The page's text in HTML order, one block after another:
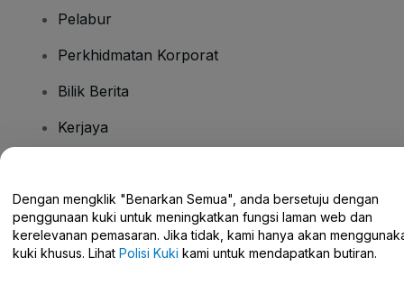
Pelabur
Perkhidmatan Korporat
Bilik Berita
Kerjaya
Pusat Bantuan / Hubungi Kami
Dengan mengklik "Benarkan Semua", anda bersetuju dengan
penggunaan kuki untuk meningkatkan fungsi laman web dan
kerelevanan pemasaran. Jika tidak, kami hanya akan
kuki khusus. Lihat Polisi Kuki kami untuk mendapatkan butiran.